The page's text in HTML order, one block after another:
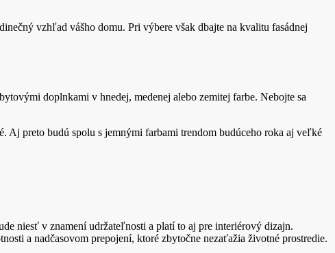
vzhľad vášho domu. Pri výbere však dbajte na kvalitu fasádnej
doplnkami v hnedej, medenej alebo zemitej farbe. Nebojte sa
Aj preto budú spolu s jemnými farbami trendom budúceho roka aj veľké
niesť v znamení udržateľnosti a platí to aj pre interiérový dizajn.
a nadčasovom prepojení, ktoré zbytočne nezaťažia životné prostredie.